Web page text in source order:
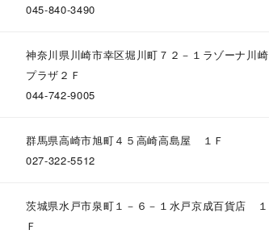
045-840-3490
神奈川県川崎市幸区堀川町７２－１ラゾーナ川崎
プラザ２Ｆ
044-742-9005
群馬県高崎市旭町４５高崎高島屋 １Ｆ
027-322-5512
茨城県水戸市泉町１－６－１水戸京成百貨店 １
Ｆ